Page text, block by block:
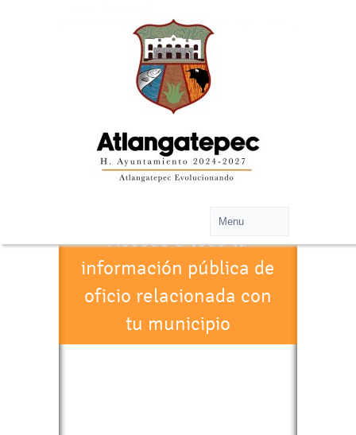
H. AYUNTAMIENTO DE ATLANGATEPEC 2024 - 2027
Transparencia
Accede a toda la
información pública de
oficio relacionada con
tu municipio